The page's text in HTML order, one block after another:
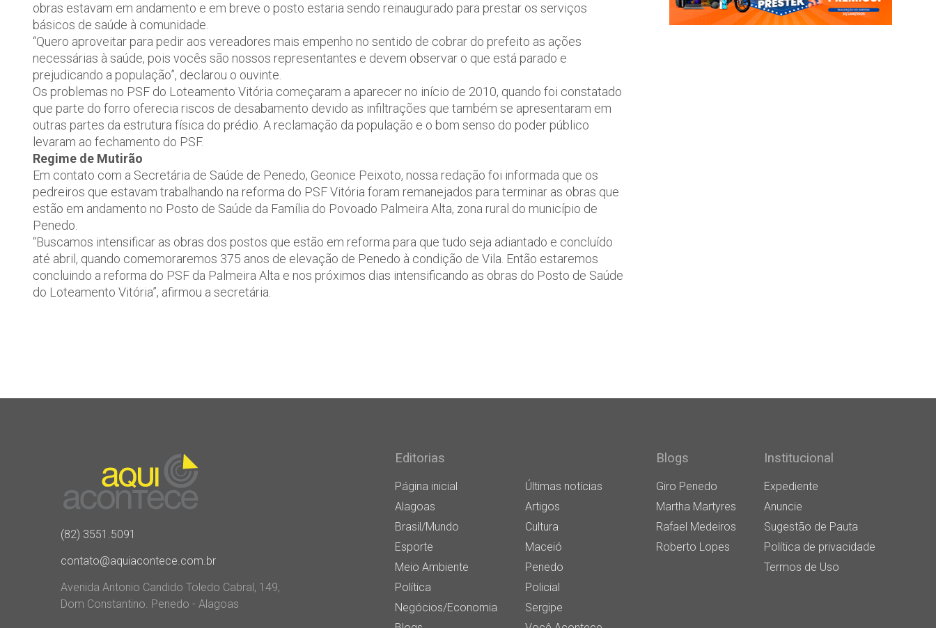
obras estavam em andamento e em breve o posto estaria sendo reinaugurado para prestar os serviços
básicos de saúde à comunidade.
“Quero aproveitar para pedir aos vereadores mais empenho no sentido de cobrar do prefeito as ações
necessárias à saúde, pois vocês são nossos representantes e devem observar o que está parado e
prejudicando a população”, declarou o ouvinte.
Os problemas no PSF do Loteamento Vitória começaram a aparecer no início de 2010, quando foi constatado
que parte do forro oferecia riscos de desabamento devido as infiltrações que também se apresentaram em
outras partes da estrutura física do prédio. A reclamação da população e o bom senso do poder público
levaram ao fechamento do PSF.
Regime de Mutirão
Em contato com a Secretária de Saúde de Penedo, Geonice Peixoto, nossa redação foi informada que os
pedreiros que estavam trabalhando na reforma do PSF Vitória foram remanejados para terminar as obras que
estão em andamento no Posto de Saúde da Família do Povoado Palmeira Alta, zona rural do município de
Penedo.
“Buscamos intensificar as obras dos postos que estão em reforma para que tudo seja adiantado e concluído
até abril, quando comemoraremos 375 anos de elevação de Penedo à condição de Vila. Então estaremos
concluindo a reforma do PSF da Palmeira Alta e nos próximos dias intensificando as obras do Posto de Saúde
do Loteamento Vitória”, afirmou a secretária.
(82) 3551.5091
contato@aquiacontece.com.br
Avenida Antonio Candido Toledo Cabral, 149,
Dom Constantino. Penedo - Alagoas
Editorias
Página inicial
Últimas notícias
Alagoas
Artigos
Brasil/Mundo
Cultura
Esporte
Maceió
Meio Ambiente
Penedo
Política
Policial
Negócios/Economia
Sergipe
Blogs
Giro Penedo
Martha Martyres
Rafael Medeiros
Roberto Lopes
Institucional
Expediente
Anuncie
Sugestão de Pauta
Política de privacidade
Termos de Uso